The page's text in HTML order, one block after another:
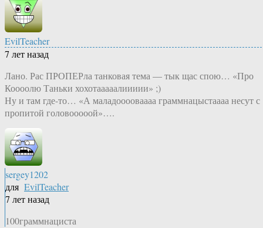
EvilTeacher
7 лет назад
Лано. Рас ПРОПЕРла танковая тема — тык щас спою… «Про
Коооолю Таньки хохотааааалиииии» ;)
Ну и там где-то… «А маладооооваааа граммнацыстаааа несут с
пропитой головооооой»….
sergey1202
для EvilTeacher
7 лет назад
100граммнациста